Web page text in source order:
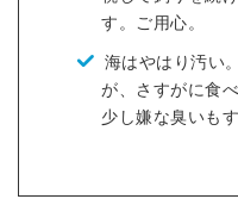
す。ご用心。
海はやはり汚い
が、さすがに食
少し嫌な臭いもす